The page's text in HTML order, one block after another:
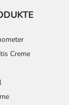
Creme